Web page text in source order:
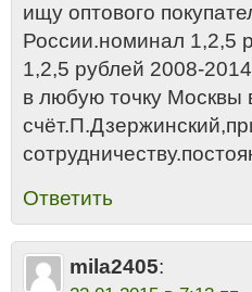
ищу оптового
России.номинал 1,2,5
1,2,5 рублей 2008-
в любую точку Москвы
Ответить
mila2405: